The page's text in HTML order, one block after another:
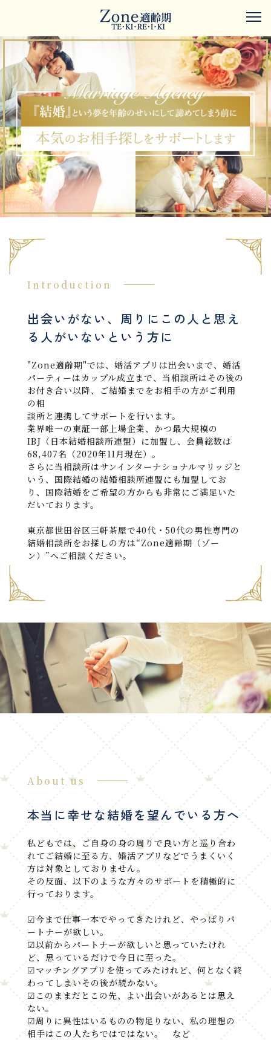
Introduction
出会いがない、周りにこの人と思え
る人がいないという方に
"Zone適齢期"では、婚活アプリは出会いまで、婚活
パーティーはカップル成立まで、当相談所はその後の
お付き合い以降、ご結婚までをお相手の方がご利用
の相
談所と連携してサポートを行います。
業界唯一の東証一部上場企業、かつ最大規模の
IBJ（日本結婚相談所連盟）に加盟し、会員総数は
68,407名（2020年11月現在）。
さらに当相談所はサンインターナショナルマリッジと
いう、国際結婚の結婚相談所連盟にも加盟してお
り、国際結婚をご希望の方からも非常にご満足いた
だいております。
東京都世田谷区三軒茶屋で40代・50代の男性専門の
結婚相談所をお探しの方は“Zone適齢期（ゾー
ン）”へご相談ください。
About us
本当に幸せな結婚を望んでいる方へ
私どもでは、ご自身の身の周りで良い方と巡り合わ
れてご結婚に至る方、婚活アプリなどでうまくいく
方は対象としておりません。
その反面、以下のような方々のサポートを積極的に
行っております。
☑今まで仕事一本でやってきたけれど、やっぱりパ
ートナーが欲しい。
☑以前からパートナーが欲しいと思っていたけれ
ど、思っているだけで今日に至った。
☑マッチングアプリを使ってみたけれど、何となく終
わってしまいその後が続かない。
☑このままだとこの先、よい出会いがあるとは思え
ない。
☑周りに異性はいるものの物足りない、私の理想の
相手はこの人たちではではない。 など